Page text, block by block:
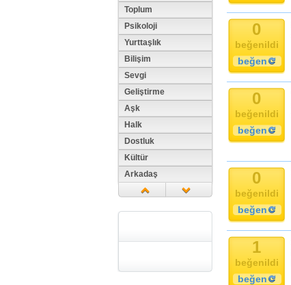
Toplum
Psikoloji
Yurttaşlık
Bilişim
Sevgi
Geliştirme
Aşk
Halk
Dostluk
Kültür
Arkadaş
Din
Zaman
0
beğenildi
beğen
0
beğenildi
beğen
0
beğenildi
beğen
1
beğenildi
beğen